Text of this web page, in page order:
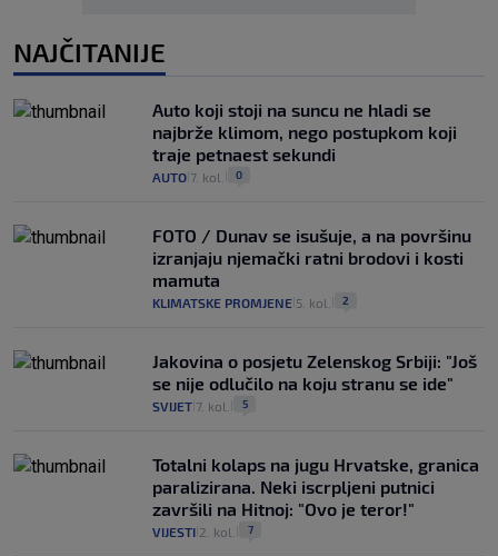
NAJČITANIJE
Auto koji stoji na suncu ne hladi se
najbrže klimom, nego postupkom koji
traje petnaest sekundi
AUTO 7. kol. 0
FOTO / Dunav se isušuje, a na površinu
izranjaju njemački ratni brodovi i kosti
mamuta
KLIMATSKE PROMJENE 5. kol. 2
Jakovina o posjetu Zelenskog Srbiji: "Još
se nije odlučilo na koju stranu se ide"
SVIJET 7. kol. 5
Totalni kolaps na jugu Hrvatske, granica
paralizirana. Neki iscrpljeni putnici
završili na Hitnoj: "Ovo je teror!"
VIJESTI 2. kol. 7